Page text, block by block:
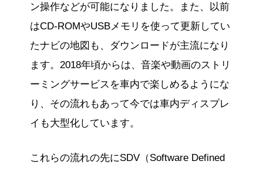
ン操作などが可能になりました。また、以前
はCD-ROMやUSBメモリを使って更新してい
たナビの地図も、ダウンロードが主流になり
ます。2018年頃からは、音楽や動画のストリ
ーミングサービスを車内で楽しめるようにな
り、その流れもあって今では車内ディスプレ
イも大型化しています。
これらの流れの先にSDV（Software Defined